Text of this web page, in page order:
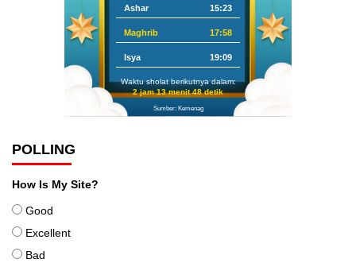
Ashar 15:23
Maghrib 17:58
Isya 19:09
Waktu sholat berikutnya dalam:
2 jam 13 menit 47 detik
Sumber: Kemenag
POLLING
How Is My Site?
Good
Excellent
Bad